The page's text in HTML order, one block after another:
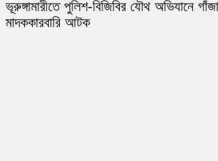
ভূরুঙ্গামারীতে পুলিশ-বিজিবির যৌথ অভিযানে
মাদককারবারি আটক